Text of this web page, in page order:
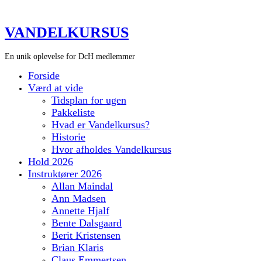
VANDELKURSUS
En unik oplevelse for DcH medlemmer
Forside
Værd at vide
Tidsplan for ugen
Pakkeliste
Hvad er Vandelkursus?
Historie
Hvor afholdes Vandelkursus
Hold 2026
Instruktører 2026
Allan Maindal
Ann Madsen
Annette Hjalf
Bente Dalsgaard
Berit Kristensen
Brian Klaris